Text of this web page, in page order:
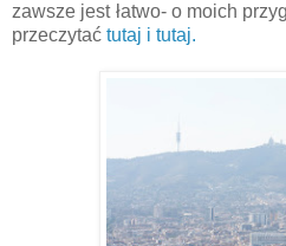
zawsze jest łatwo- o moich
przeczytać tutaj i tutaj.